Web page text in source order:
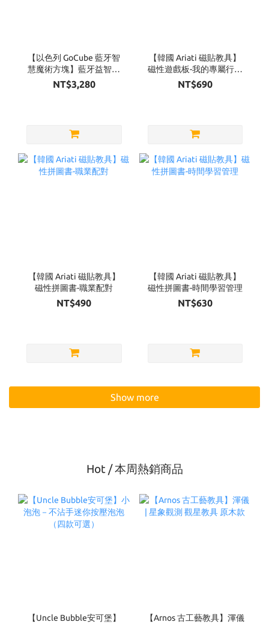
【以色列 GoCube 藍牙智
慧魔術方塊】藍牙益智魔
術方塊(3X3)
NT$3,280
【韓國 Ariati 磁貼教具】
磁性遊戲板-我的專屬行事
曆
NT$690
【韓國 Ariati 磁貼教具】
磁性拼圖書-職業配對
NT$490
【韓國 Ariati 磁貼教具】
磁性拼圖書-時間學習管理
NT$630
Show more
Hot / 本周熱銷商品
【Uncle Bubble安可堡】
【Arnos 古工藝教具】渾儀